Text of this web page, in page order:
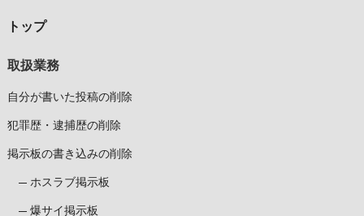
トップ
取扱業務
自分が書いた投稿の削除
犯罪歴・逮捕歴の削除
掲示板の書き込みの削除
ホスラブ掲示板
爆サイ掲示板